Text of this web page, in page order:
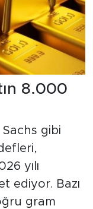
8.000
gibi
yılı
ediyor. Bazı
gram